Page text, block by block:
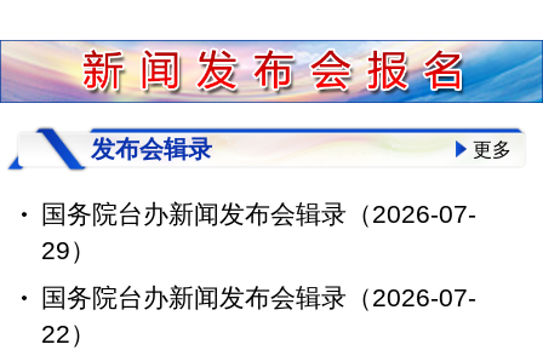
发布会辑录 更多
国务院台办新闻发布会辑录（2026-07-
29）
国务院台办新闻发布会辑录（2026-07-
22）